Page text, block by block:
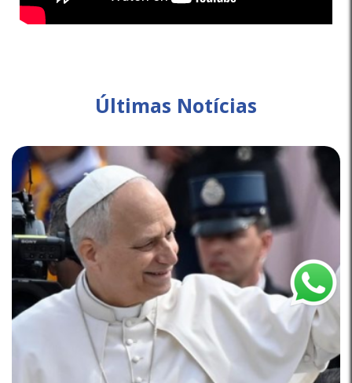
Últimas Notícias